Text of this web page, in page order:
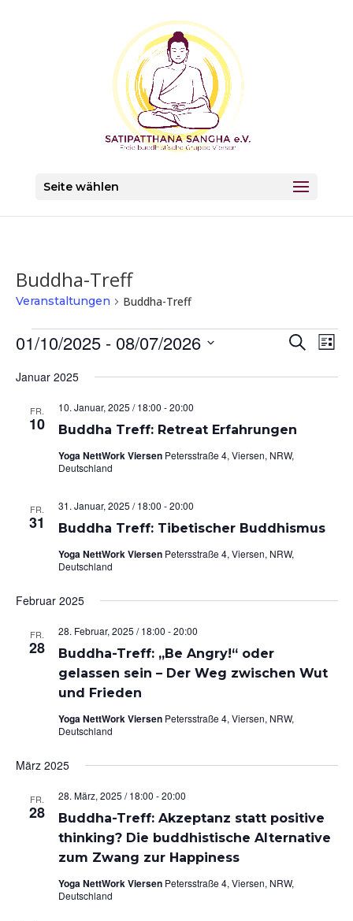
Seite wählen
Buddha-Treff
Veranstaltungen Buddha-Treff
Veranstaltungen
und
SucheListe
01/10/2025 - 08/07/2026
Januar 2025
FR.
10 Buddha Treff: Retreat Erfahrungen
10. Januar, 2025 / 18:00 -20:00
Yoga NettWork Viersen Petersstraße 4, Viersen, NRW,
Deutschland
FR.
31 Buddha Treff: Tibetischer Buddhismus
31. Januar, 2025 / 18:00 -20:00
Yoga NettWork Viersen Petersstraße 4, Viersen, NRW,
Deutschland
Februar 2025
FR.
28
Buddha-Treff: „Be Angry!“ oder
gelassen sein – Der Weg zwischen Wut
und Frieden
28. Februar, 2025 / 18:00 -20:00
Yoga NettWork Viersen Petersstraße 4, Viersen, NRW,
Deutschland
März 2025
FR.
28
Buddha-Treff: Akzeptanz statt positive
thinking? Die buddhistische Alternative
zum Zwang zur Happiness
28. März, 2025 / 18:00 -20:00
Yoga NettWork Viersen Petersstraße 4, Viersen, NRW,
Deutschland